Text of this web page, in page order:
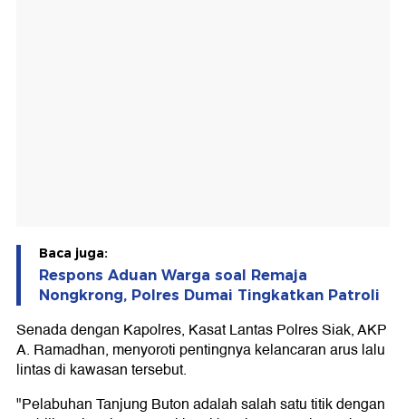
Baca juga:
Respons Aduan Warga soal Remaja
Nongkrong, Polres Dumai Tingkatkan Patroli
Senada dengan Kapolres, Kasat Lantas Polres Siak, AKP
A. Ramadhan, menyoroti pentingnya kelancaran arus lalu
lintas di kawasan tersebut.
"Pelabuhan Tanjung Buton adalah salah satu titik dengan